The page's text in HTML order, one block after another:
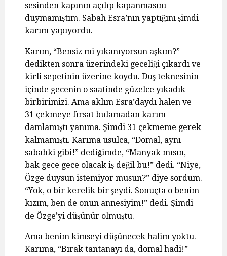
sesinden kapının açılıp kapanmasını
duymamıştım. Sabah Esra’nın yaptığını şimdi
karım yapıyordu.
Karım, “Bensiz mi yıkanıyorsun aşkım?”
dedikten sonra üzerindeki geceliği çıkardı ve
kirli sepetinin üzerine koydu. Duş teknesinin
içinde gecenin o saatinde güzelce yıkadık
birbirimizi. Ama aklım Esra’daydı halen ve
31 çekmeye fırsat bulamadan karım
damlamıştı yanıma. Şimdi 31 çekmeme gerek
kalmamıştı. Karıma usulca, “Domal, aynı
sabahki gibi!” dediğimde, “Manyak mısın,
bak gece gece olacak iş değil bu!” dedi. “Niye,
Özge duysun istemiyor musun?” diye sordum.
“Yok, o bir kerelik bir şeydi. Sonuçta o benim
kızım, ben de onun annesiyim!” dedi. Şimdi
de Özge’yi düşünür olmuştu.
Ama benim kimseyi düşünecek halim yoktu.
Karıma, “Bırak tantanayı da, domal hadi!”